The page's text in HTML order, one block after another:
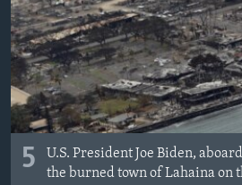
MAGAZIN
O GLASU AMERIKE
Learning English
PRATITE NAS
5
U.S. President Joe Biden,
the burned town of Lahaina on